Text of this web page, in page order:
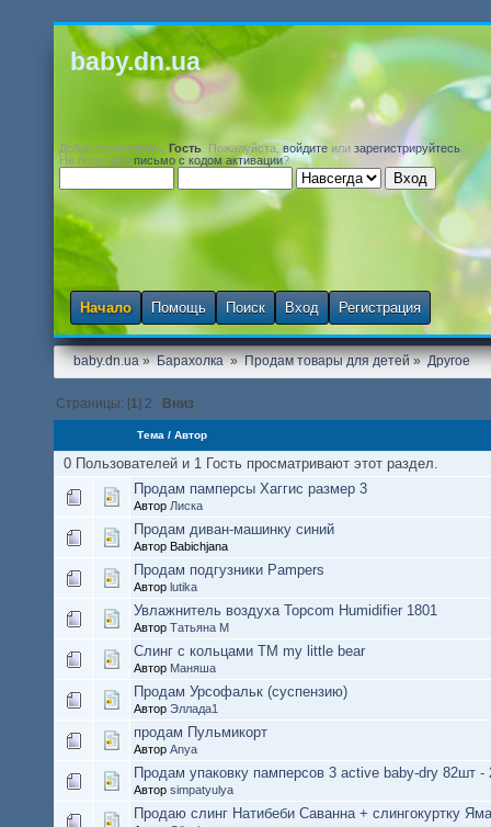
baby.dn.ua
Добро пожаловать, Гость . Пожалуйста,войдите или зарегистрируйтесь
Не получили письмо с кодом активации?
Начало Помощь Поиск Вход Регистрация
baby.dn.ua» Барахолка » Продам товары для детей» Другое
Страницы: [1] 2 Вниз
Тема / Автор
0 Пользователей и 1 Гость просматривают этот раздел.
Продам памперсы Хаггис размер 3
Автор Лиска
Продам диван-машинку синий
Автор Babichjana
Продам подгузники Pampers
Автор lutika
Увлажнитель воздуха Topcom Humidifier 1801
Автор Татьяна М
Слинг с кольцами ТМ my little bear
Автор Маняша
Продам Урсофальк (суспензию)
Автор Эллада1
продам Пульмикорт
Автор Anya
Продам упаковку памперсов 3 active baby-dry 82шт -
Автор simpatyulya
Продаю слинг Натибеби Саванна + слингокуртку